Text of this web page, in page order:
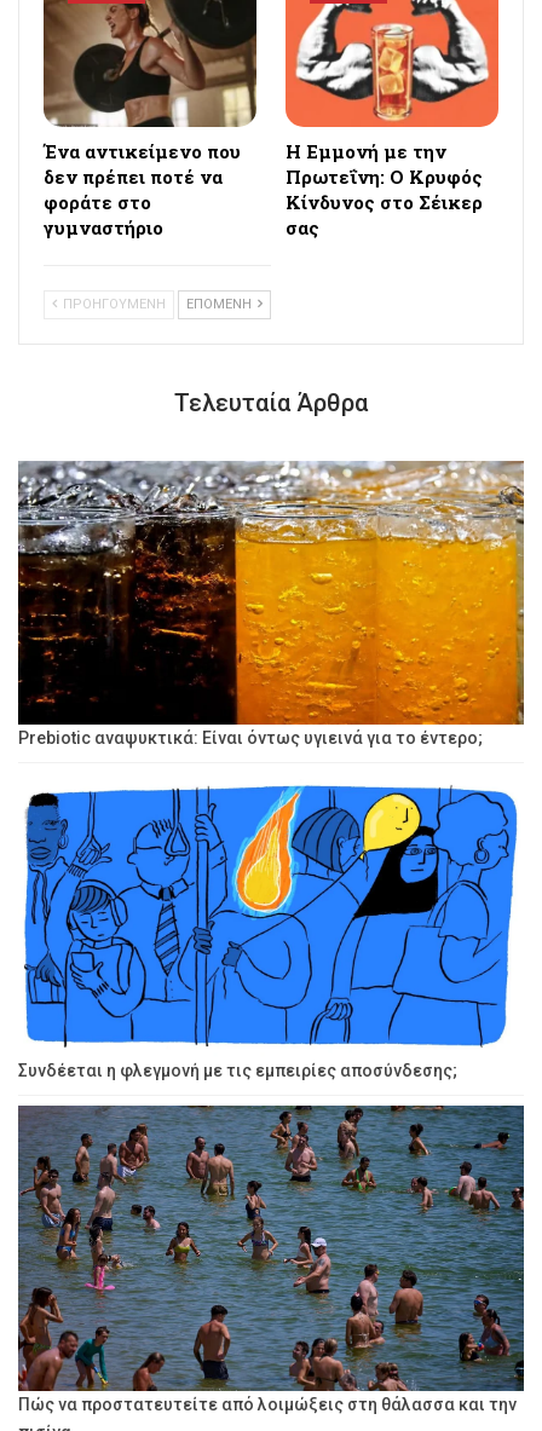
Ένα αντικείμενο που
δεν πρέπει ποτέ να
φοράτε στο
γυμναστήριο
Η Εμμονή με την
Πρωτεΐνη: Ο Κρυφός
Κίνδυνος στο Σέικερ
σας
ΠΡΟΗΓΟΥΜΕΝΗ ΕΠΟΜΕΝΗ
Τελευταία Άρθρα
Prebiotic αναψυκτικά: Είναι όντως υγιεινά για το έντερο;
Συνδέεται η φλεγμονή με τις εμπειρίες αποσύνδεσης;
Πώς να προστατευτείτε από λοιμώξεις στη θάλασσα και την